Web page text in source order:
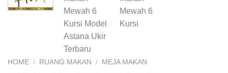
HOME / RUANG MAKAN / MEJA MAKAN